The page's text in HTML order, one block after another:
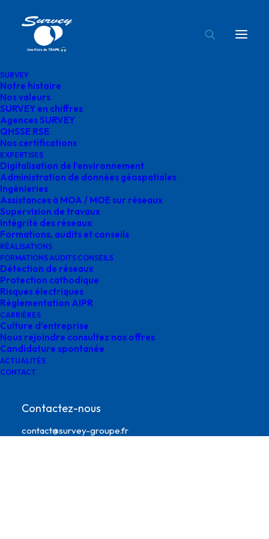
SURVEY
Notre histoire
Nos valeurs
SURVEY en chiffres
Agences SURVEY
QHSSE RSE
Nos certifications
EXPERTISES
Digitalisation de l’environnement
Administration de données géospatiales
Ingénieries
Assistances à MOA / MOE sur réseaux
Supervision de travaux
Intégrité des réseaux
Formations, audits et conseils
RÉALISATIONS
FORMATIONS AUDITS CONSEILS
Détection de réseaux
Protection cathodique
Risques électriques
Réglementation AIPR
CARRIÈRES
Culture d’entreprise
Nous rejoindre consultez nos offres
Candidature spontanée
ACTUALITÉS
CONTACT
Contactez-nous
contact@survey-groupe.fr
Accueil Traversées humides
traversées humides
survey